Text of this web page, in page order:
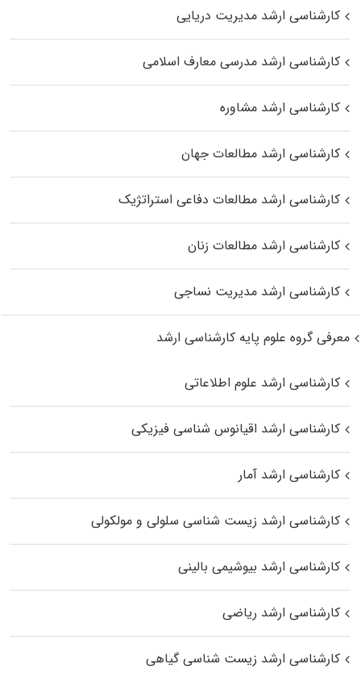
کارشناسی ارشد مدیریت دریایی
کارشناسی ارشد مدرسی معارف اسلامی
کارشناسی ارشد مشاوره
کارشناسی ارشد مطالعات جهان
کارشناسی ارشد مطالعات دفاعی استراتژیک
کارشناسی ارشد مطالعات زنان
کارشناسی ارشد مدیریت نساجی
معرفی گروه علوم پایه کارشناسی ارشد
کارشناسی ارشد علوم اطلاعاتی
کارشناسی ارشد اقیانوس‌ شناسی فیزیکی
کارشناسی ارشد آمار
کارشناسی ارشد زیست شناسی سلولی و مولکولی
کارشناسی ارشد بیوشیمی بالینی
کارشناسی ارشد ریاضی
کارشناسی ارشد زیست‌ شناسی گیاهی